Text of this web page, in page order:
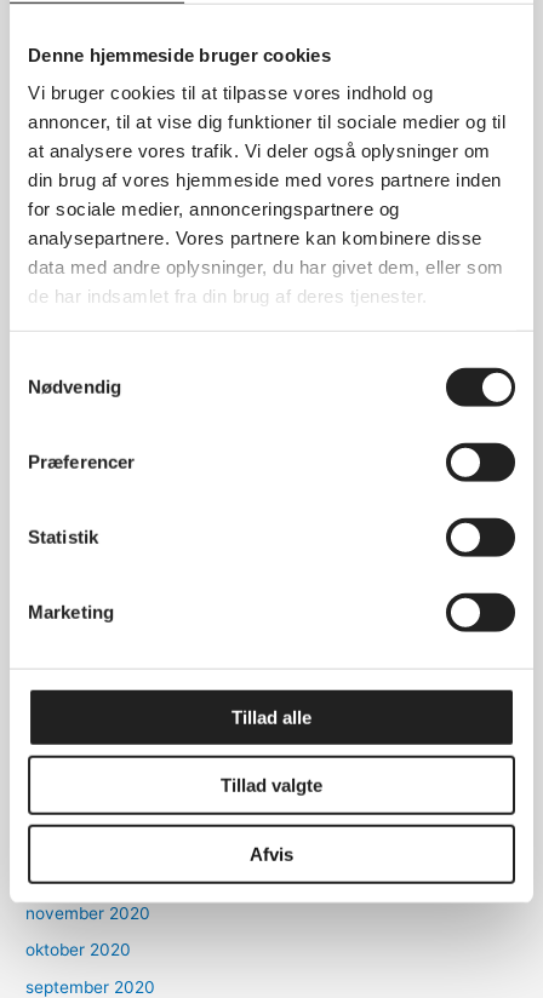
Denne hjemmeside bruger cookies
Vi bruger cookies til at tilpasse vores indhold og
annoncer, til at vise dig funktioner til sociale medier og til
at analysere vores trafik. Vi deler også oplysninger om
din brug af vores hjemmeside med vores partnere inden
for sociale medier, annonceringspartnere og
analysepartnere. Vores partnere kan kombinere disse
data med andre oplysninger, du har givet dem, eller som
de har indsamlet fra din brug af deres tjenester.
Nødvendig
Præferencer
Statistik
Marketing
Tillad alle
Tillad valgte
Afvis
maj 2025
april 2025
marts 2025
januar 2025
december 2024
november 2024
oktober 2024
juni 2024
april 2024
december 2023
november 2022
marts 2022
september 2021
december 2020
november 2020
oktober 2020
september 2020